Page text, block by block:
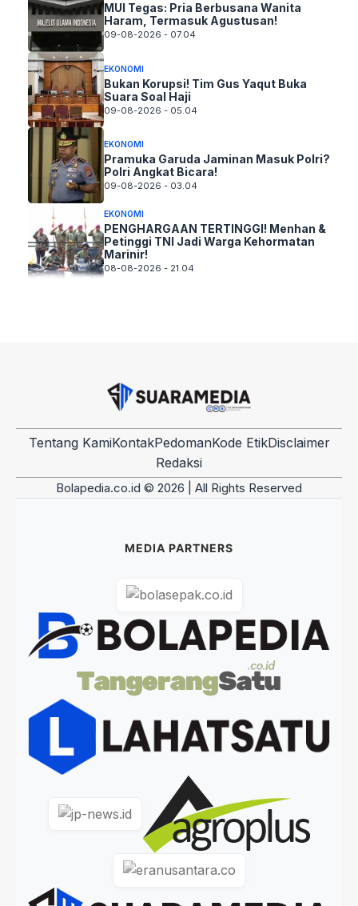
MUI Tegas: Pria Berbusana Wanita
Haram, Termasuk Agustusan!
09-08-2026 - 07.04
EKONOMI
Bukan Korupsi! Tim Gus Yaqut Buka
Suara Soal Haji
09-08-2026 - 05.04
EKONOMI
Pramuka Garuda Jaminan Masuk Polri?
Polri Angkat Bicara!
09-08-2026 - 03.04
EKONOMI
PENGHARGAAN TERTINGGI! Menhan &
Petinggi TNI Jadi Warga Kehormatan
Marinir!
08-08-2026 - 21.04
Tentang KamiKontakPedomanKode EtikDisclaimer
Redaksi
Bolapedia.co.id © 2026 | All Rights Reserved
MEDIA PARTNERS